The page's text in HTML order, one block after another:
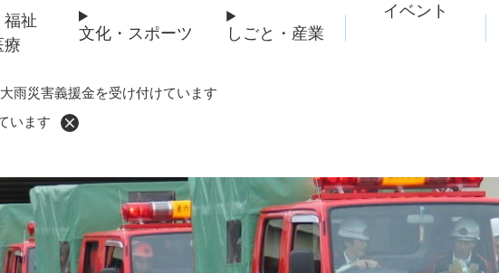
福祉
療
文化・スポーツ しごと・産業
イベント
雨災害義援金を受け付けています
います